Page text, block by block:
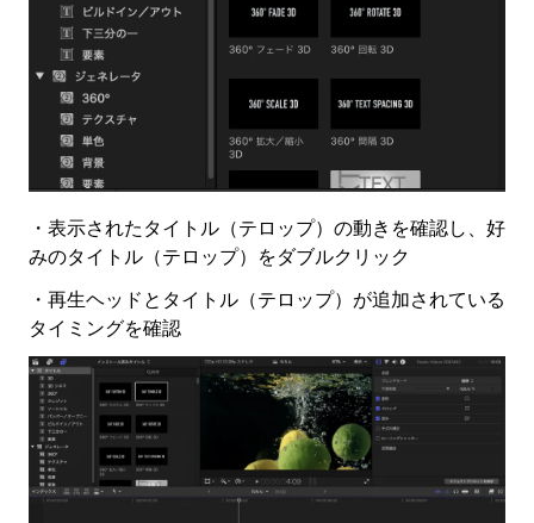
・表示されたタイトル（テロップ）の動きを確認し、好
みのタイトル（テロップ）をダブルクリック
・再生ヘッドとタイトル（テロップ）が追加されている
タイミングを確認